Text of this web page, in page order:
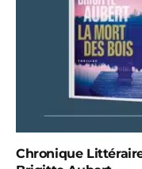
Chronique